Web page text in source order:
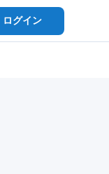
ログイン